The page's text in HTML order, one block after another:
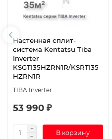
Настенная сплит-
система Kentatsu Tiba
Inverter
KSGTI35HZRN1R/KSRTI35
HZRN1R
TIBA Inverter
53 990 ₽
В корзину